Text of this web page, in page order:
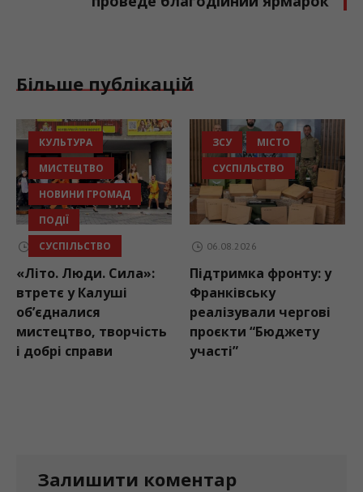
Більше публікацій
КУЛЬТУРА
МИСТЕЦТВО
НОВИНИ ГРОМАД
ПОДІЇ
СУСПІЛЬСТВО
06.08.2026
«Літо. Люди. Сила»:
втретє у Калуші
об’єдналися
мистецтво, творчість
і добрі справи
ЗСУ
МІСТО
СУСПІЛЬСТВО
06.08.2026
Підтримка фронту: у
Франківську
реалізували чергові
проєкти “Бюджету
участі”
Залишити коментар